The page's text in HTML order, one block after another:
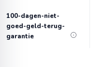
100-dagen-niet-
goed-geld-terug-
garantie